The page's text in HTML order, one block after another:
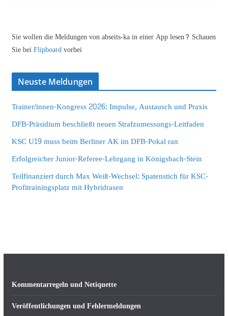
Sie wollen die Meldungen von abseits-ka in einer App lesen? Schauen
Sie beiFlipboardvorbei
Neuste Meldungen
Trainer/innen-Kongress 2026: Impulse, Austausch und Praxis
DFB-Präsidium beschließt neuen Strafzumessungs-Leitfaden
KSC U19 muss beim Berliner AK im DFB-Pokal ran
Erfolgreicher Junior-Referee-Lehrgang in Königsbach-Stein
Teilfinanziert durch Max Weiß-Wechsel: Spatenstich für KSC-
Profitrainingsplatz mit Hybridrasen
Kommentarregeln und Netiquette
Veröffentlichungen und Fehlermeldungen